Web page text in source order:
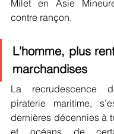
Milet en Asie
contre rançon.
L'homme, plus
marchandises
La recrudescence
piraterie maritime,
dernières décennies à
et océans de